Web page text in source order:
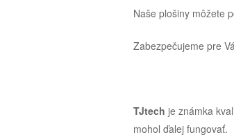
Naše plošiny môžete
Zabezpečujeme pre
TJtech je známka
mohol ďalej fungovať.